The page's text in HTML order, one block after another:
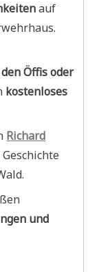
auf
Öffis oder
kostenloses
Richard
und